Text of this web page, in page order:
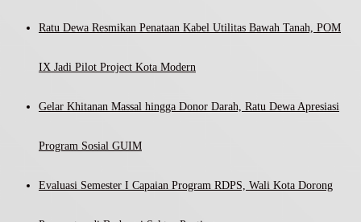
Ratu Dewa Resmikan Penataan Kabel Utilitas Bawah Tanah, POM
IX Jadi Pilot Project Kota Modern
Gelar Khitanan Massal hingga Donor Darah, Ratu Dewa Apresiasi
Program Sosial GUIM
Evaluasi Semester I Capaian Program RDPS, Wali Kota Dorong